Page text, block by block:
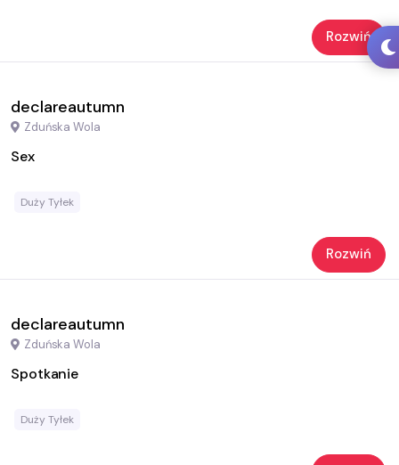
Rozwiń
declareautumn
Zduńska Wola
Sex
Duży Tyłek
Rozwiń
declareautumn
Zduńska Wola
Spotkanie
Duży Tyłek